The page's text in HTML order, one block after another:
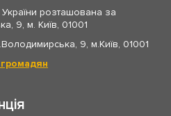
розташована за
9, м. Київ, 01001
9, м.Київ, 01001